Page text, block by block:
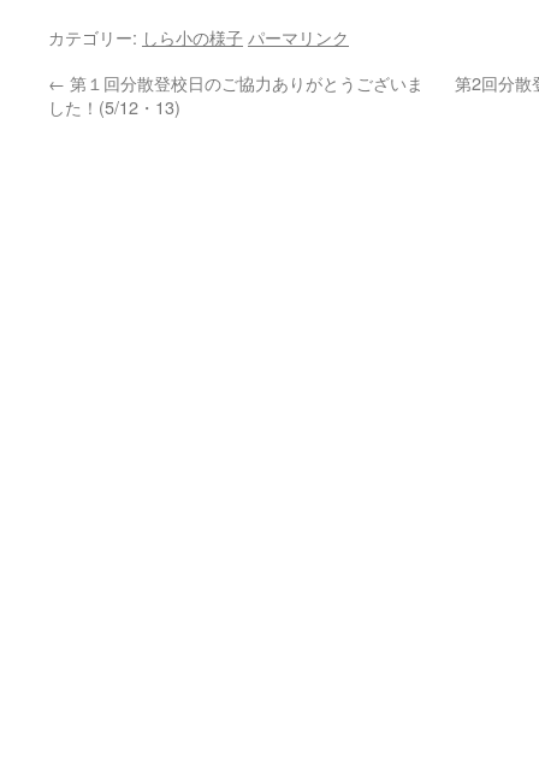
カテゴリー: しら小の様子 パーマリンク
← 第１回分散登校日のご協力ありがとうございま
した！(5/12・13)
第2回分散